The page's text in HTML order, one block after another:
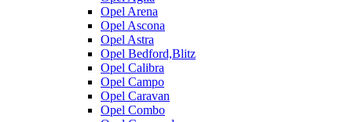
Opel Arena
Opel Ascona
Opel Astra
Opel Bedford,Blitz
Opel Calibra
Opel Campo
Opel Caravan
Opel Combo